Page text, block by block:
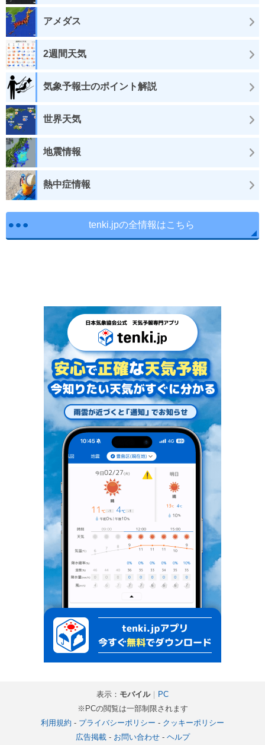
アメダス
2週間天気
気象予報士のポイント解説
世界天気
地震情報
熱中症情報
tenki.jpの全情報はこちら
表示： モバイル｜ PC
※PCの閲覧は一部制限されます
利用規約 - プライバシーポリシー - クッキーポリシー
広告掲載- お問い合わせ- ヘルプ